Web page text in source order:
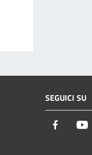
SEGUICI SU
Facebook